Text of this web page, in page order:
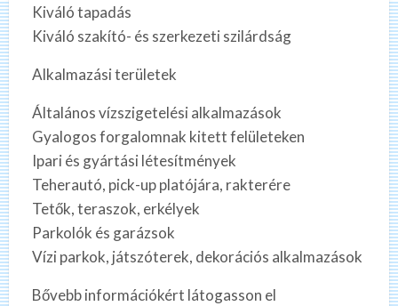
Kiváló tapadás
Kiváló szakító- és szerkezeti szilárdság
Alkalmazási területek
Általános vízszigetelési alkalmazások
Gyalogos forgalomnak kitett felületeken
Ipari és gyártási létesítmények
Teherautó, pick-up platójára, rakterére
Tetők, teraszok, erkélyek
Parkolók és garázsok
Vízi parkok, játszóterek, dekorációs alkalmazások
Bővebb információkért látogasson el